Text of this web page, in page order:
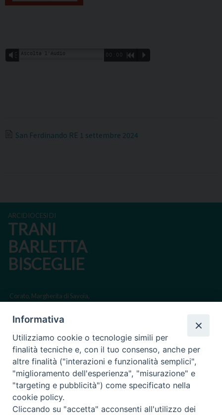
Vm Ascolta l’Audio 00:00 R P
San Ferdinando RE 1 settembre 2024
ARCIDIOCESI DI
TRANI
BARLETTA
BISCEGLIE
Corato, Margherita di Savoia,
Regione ecclesiastica Puglia
Via Beltrani, 9
76125 Trani BT
Centralino Tel. 0883 494211
Cancelleria Tel. 0883 494204
Informativa
Utilizziamo cookie o tecnologie simili per
finalità tecniche e, con il tuo consenso, anche per
altre finalità ("interazioni e funzionalità semplici",
"miglioramento dell'esperienza", "misurazione" e
"targeting e pubblicità") come specificato nella
cookie policy.
Cliccando su "accetta" acconsenti all'utilizzo dei